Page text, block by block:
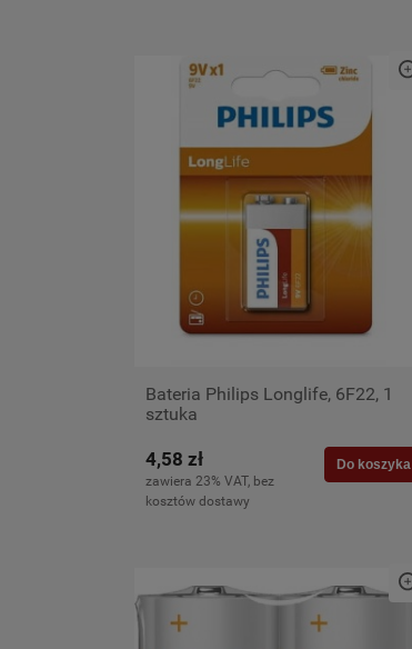
Bateria Philips Longlife, 6F22, 1
sztuka
4,58 zł
zawiera 23% VAT, bez
kosztów dostawy
Do koszyka